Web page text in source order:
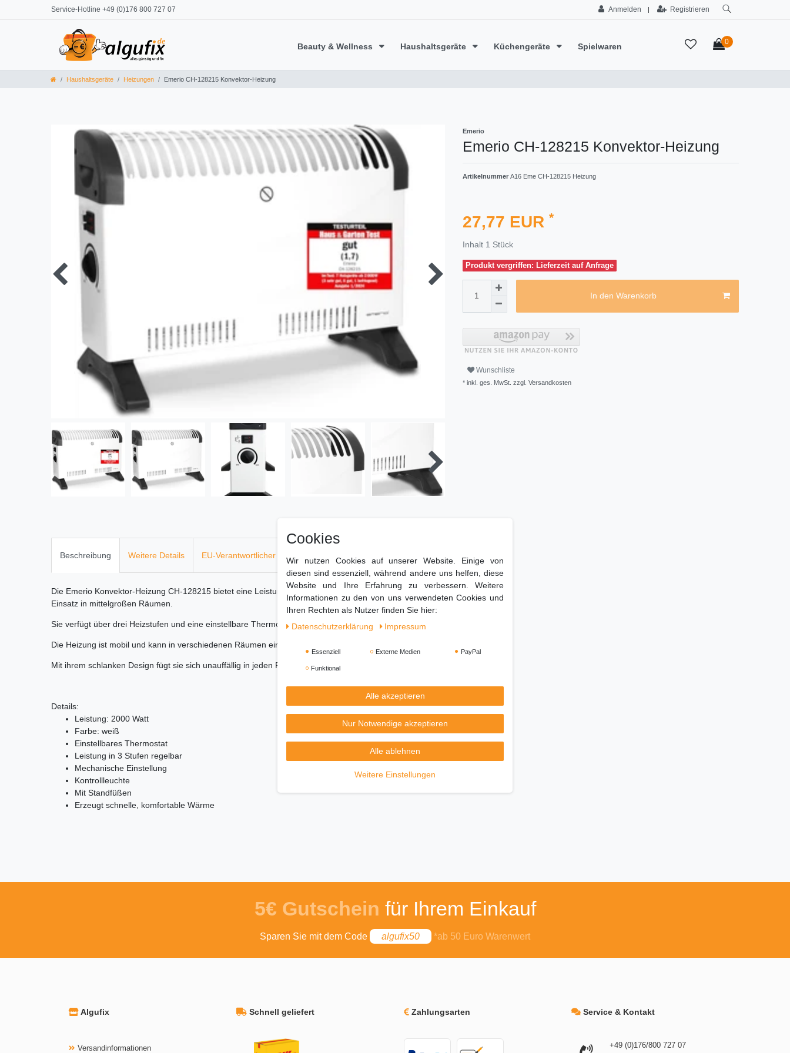
Service-Hotline +49 (0)176 800 727 07 Anmelden | Registrieren
Beauty & Wellness Haushaltsgeräte Küchengeräte Spielwaren 0
Haushaltsgeräte Heizungen Emerio CH-128215 Konvektor-Heizung
Emerio
Emerio CH-128215 Konvektor-Heizung
Artikelnummer A16 Eme CH-128215 Heizung
27,77 EUR *
Inhalt 1 Stück
Produkt vergriffen: Lieferzeit auf Anfrage
In den Warenkorb
Wunschliste
* inkl. ges. MwSt. zzgl. Versandkosten
Beschreibung Weitere Details EU-Verantwortlicher
Die Emerio Konvektor-Heizung CH-128215 bietet eine Leistung von 2000 Watt und ist somit ideal für den
Einsatz in mittelgroßen Räumen.
Sie verfügt über drei Heizstufen und eine einstellbare Thermostatsteuerung.
Die Heizung ist mobil und kann in verschiedenen Räumen eingesetzt werden.
Mit ihrem schlanken Design fügt sie sich unauffällig in jeden Raum ein.
Details:
Leistung: 2000 Watt
Farbe: weiß
Einstellbares Thermostat
Leistung in 3 Stufen regelbar
Mechanische Einstellung
Kontrollleuchte
Mit Standfüßen
Erzeugt schnelle, komfortable Wärme
5€ Gutschein für Ihrem Einkauf
Sparen Sie mit dem Code algufix50 *ab 50 Euro Warenwert
Algufix
Versandinformationen
Schnell geliefert Zahlungsarten Service & Kontakt
+49 (0)176/800 727 07
Cookies
Wir nutzen Cookies auf unserer Website. Einige von
diesen sind essenziell, während andere uns helfen, diese
Website und Ihre Erfahrung zu verbessern. Weitere
Informationen zu den von uns verwendeten Cookies und
Ihren Rechten als Nutzer finden Sie hier:
Daten­schutz­erklärung
Impressum
Essenziell Externe Medien PayPal
Funktional
Alle akzeptieren
Nur Notwendige akzeptieren
Alle ablehnen
Weitere Einstellungen